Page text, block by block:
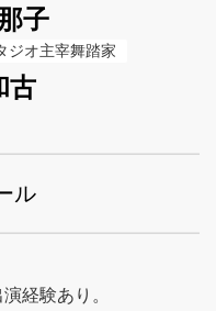
子
ジオ主宰舞踏家
ル
経験あり。